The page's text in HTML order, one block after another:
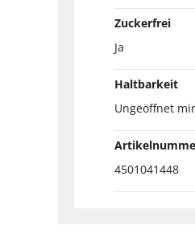
Zuckerfrei
Ja
Haltbarkeit
Ungeöffnet
4501041448